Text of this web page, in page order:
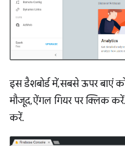
इस डैशबोर्ड में, सबसे ऊपर बाएं
मौजूद, ऐंगल गियर पर क्लिक
करें.